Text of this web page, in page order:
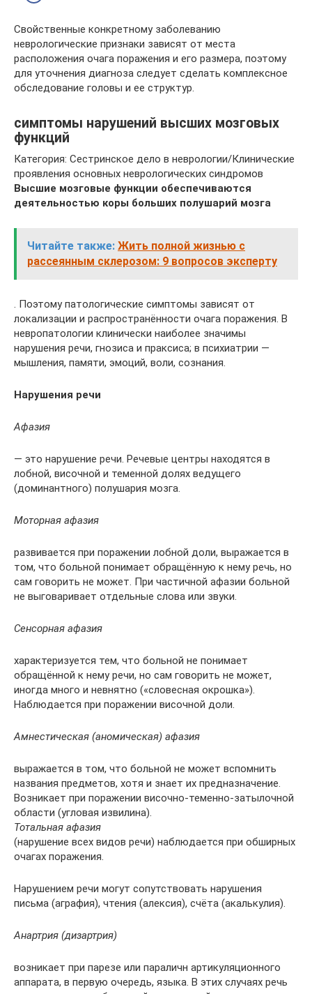
Свойственные конкретному заболеванию
неврологические признаки зависят от места
расположения очага поражения и его размера, поэтому
для уточнения диагноза следует сделать комплексное
обследование головы и ее структур.
симптомы нарушений высших мозговых
функций
Категория: Сестринское дело в неврологии/Клинические
проявления основных неврологических синдромов
Высшие мозговые функции обеспечиваются
деятельностью коры больших полушарий мозга
Читайте также: Жить полной жизнью с
рассеянным склерозом: 9 вопросов эксперту
. Поэтому патологические симптомы зависят от
локализации и распространённости очага поражения. В
невропатологии клинически наиболее значимы
нарушения речи, гнозиса и праксиса; в психиатрии —
мышления, памяти, эмоций, воли, сознания.
Нарушения речи
Афазия
— это нарушение речи. Речевые центры находятся в
лобной, височной и теменной долях ведущего
(доминантного) полушария мозга.
Моторная афазия
развивается при поражении лобной доли, выражается в
том, что больной понимает обращённую к нему речь, но
сам говорить не может. При частичной афазии больной
не выговаривает отдельные слова или звуки.
Сенсорная афазия
характеризуется тем, что больной не понимает
обращённой к нему речи, но сам говорить не может,
иногда много и невнятно («словесная окрошка»).
Наблюдается при поражении височной доли.
Амнестическая (аномическая) афазия
выражается в том, что больной не может вспомнить
названия предметов, хотя и знает их предназначение.
Возникает при поражении височно-теменно-затылочной
области (угловая извилина).
Тотальная афазия
(нарушение всех видов речи) наблюдается при обширных
очагах поражения.
Нарушением речи могут сопутствовать нарушения
письма (аграфия), чтения (алексия), счёта (акалькулия).
Анартрия (дизартрия)
возникает при парезе или параличн артикуляционного
аппарата, в первую очередь, языка. В этих случаях речь